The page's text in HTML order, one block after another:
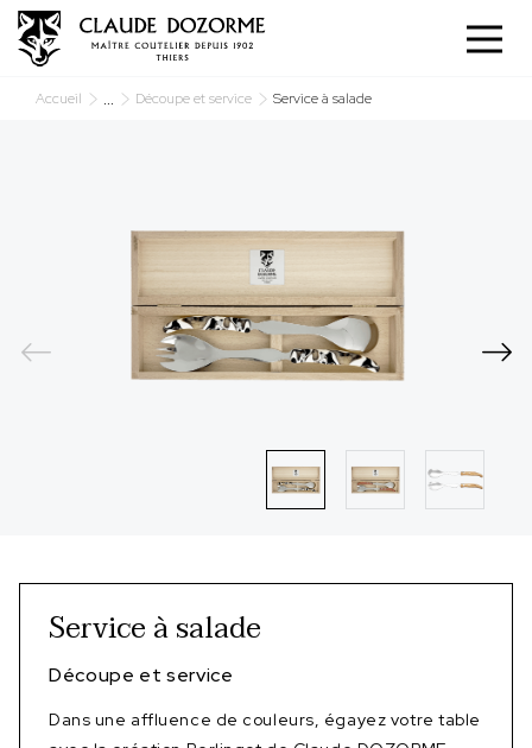
Accueil ... Découpe et service Service à salade
Service à salade
Découpe et service
Dans une affluence de couleurs, égayez votre table
Panneau de gestion des cookies